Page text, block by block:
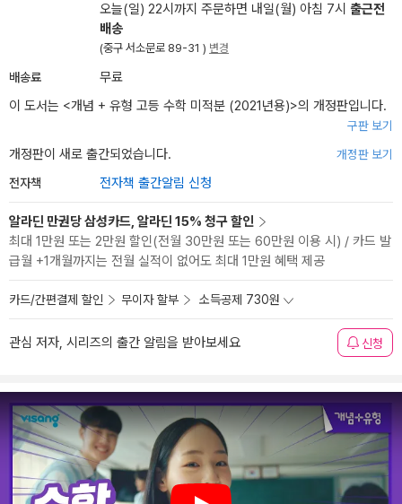
오늘(일) 22시까지 주문하면 내일(월) 아침 7시 출근전
배송
(중구 서소문로 89-31 ) 변경
배송료
무료
이 도서는 <개념 + 유형 고등 수학 미적분 (2021년용)>의 개정판입니다.
구판 보기
개정판이 새로 출간되었습니다. 개정판 보기
전자책 전자책 출간알림 신청
알라딘 만권당 삼성카드, 알라딘 15% 청구 할인
최대 1만원 또는 2만원 할인(전월 30만원 또는 60만원 이용 시) / 카드 발
급월 +1개월까지는 전월 실적이 없어도 최대 1만원 혜택 제공
카드/간편결제 할인 무이자 할부 소득공제 730원
관심 저자, 시리즈의 출간 알림을 받아보세요 신청